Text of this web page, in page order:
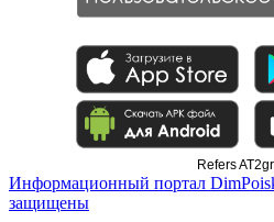
Refers
Информационный портал
защищены